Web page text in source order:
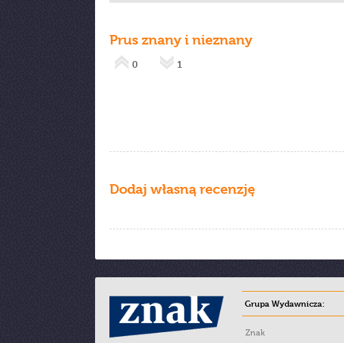
Prus znany i nieznany
0 1
Dodaj własną recenzję
Grupa Wydawnicza:
Znak